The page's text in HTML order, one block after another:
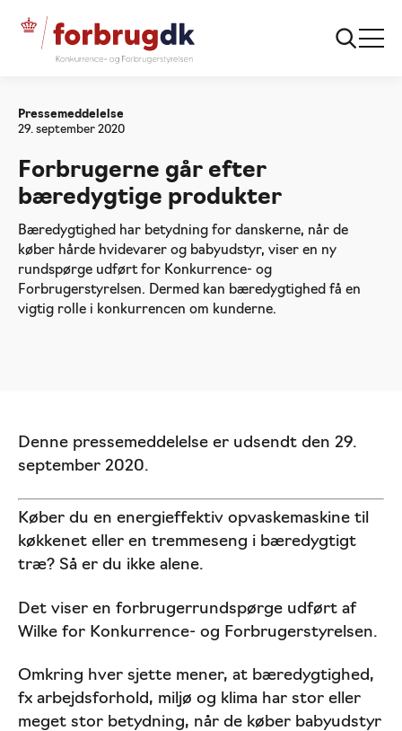
Forside
Forbrugerne går efter bæredygtige
produkter
Pressemeddelelse
29. september 2020
Forbrugerne går efter
bæredygtige produkter
Bæredygtighed har betydning for danskerne, når de
køber hårde hvidevarer og babyudstyr, viser en ny
rundspørge udført for Konkurrence- og
Forbrugerstyrelsen. Dermed kan bæredygtighed få en
vigtig rolle i konkurrencen om kunderne.
Denne pressemeddelelse er udsendt den 29.
september 2020.
Køber du en energieffektiv opvaskemaskine til
køkkenet eller en tremmeseng i bæredygtigt
træ? Så er du ikke alene.
Det viser en forbrugerrundspørge udført af
Wilke for Konkurrence- og Forbrugerstyrelsen.
Omkring hver sjette mener, at bæredygtighed,
fx arbejdsforhold, miljø og klima har stor eller
meget stor betydning, når de køber babyudstyr